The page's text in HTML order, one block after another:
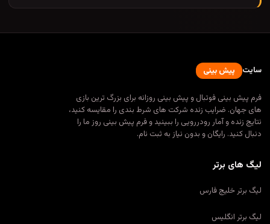
سایت پیش بینی
فرم پیش بینی فوتبال و پیش بینی روزانه برای بزرگ ترین بازی
های جهان. ضرایب زنده شرکت های شرط بندی را مقایسه کنید،
نتایج زنده و آمار رودررویی را ببینید و فرم پیش بینی روز ما را
دنبال کنید. رایگان و بدون نیاز به ثبت نام.
لیگ های برتر
لیگ برتر خلیج فارس
لیگ برتر انگلیس